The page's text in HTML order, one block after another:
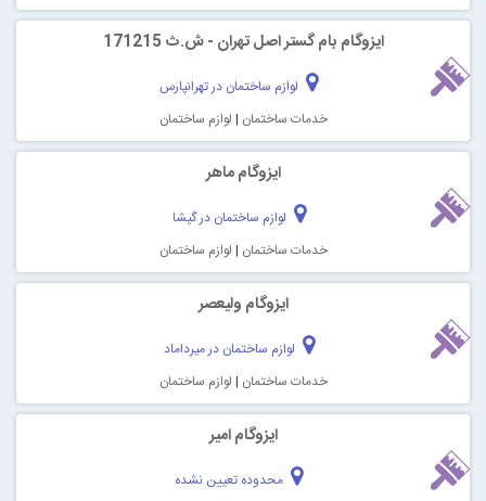
ایزوگام بام گستر اصل تهران - ش.ث 171215
لوازم ساختمان در تهرانپارس
خدمات ساختمان|لوازم ساختمان
ایزوگام ماهر
لوازم ساختمان در گیشا
خدمات ساختمان|لوازم ساختمان
ایزوگام ولیعصر
لوازم ساختمان در میرداماد
خدمات ساختمان|لوازم ساختمان
ایزوگام امیر
محدوده تعیین نشده